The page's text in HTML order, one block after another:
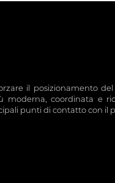
il posizionamento
coordinata e
punti di contatto con il